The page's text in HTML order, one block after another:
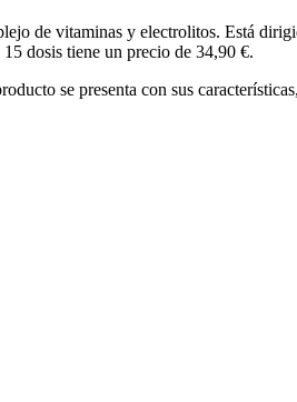
de vitaminas y electrolitos. Está
dosis tiene un precio de 34,90 €.
se presenta con sus